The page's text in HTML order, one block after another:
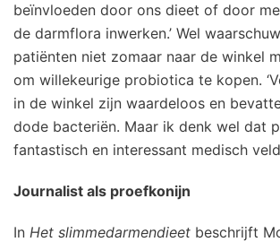
beïnvloeden door ons dieet of door
de darmflora inwerken.’ Wel
patiënten niet zomaar naar de winkel
om willekeurige probiotica te kopen.
in de winkel zijn waardeloos en
dode bacteriën. Maar ik denk wel dat
fantastisch en interessant medisch
Journalist als proefkonijn
In Het slimmedarmendieet beschrijft